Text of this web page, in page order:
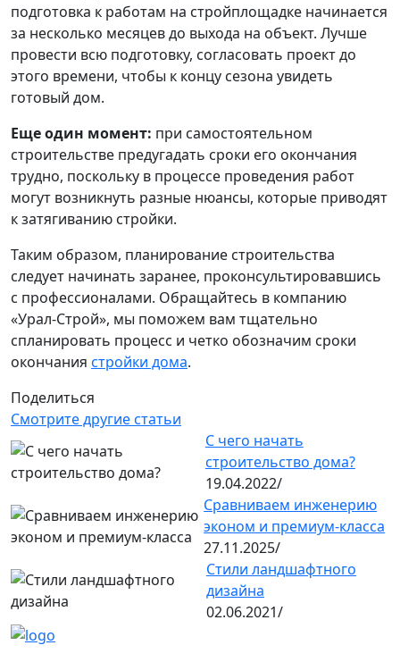
Смотрите другие статьи
С чего начать
строительство дома?
19.04.2022/
Сравниваем инженерию
эконом и премиум-класса
27.11.2025/
Стили ландшафтного
дизайна
02.06.2021/
подготовка к работам на стройплощадке начинается
за несколько месяцев до выхода на объект. Лучше
провести всю подготовку, согласовать проект до
этого времени, чтобы к концу сезона увидеть
готовый дом.
Еще один момент: при самостоятельном
строительстве предугадать сроки его окончания
трудно, поскольку в процессе проведения работ
могут возникнуть разные нюансы, которые приводят
к затягиванию стройки.
Таким образом, планирование строительства
следует начинать заранее, проконсультировавшись
с профессионалами. Обращайтесь в компанию
«Урал-Строй», мы поможем вам тщательно
спланировать процесс и четко обозначим сроки
окончания стройки дома.
Поделиться